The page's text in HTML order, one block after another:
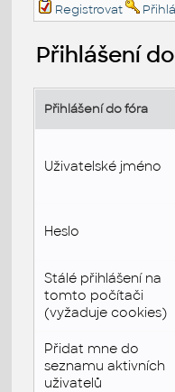
Registrovat
Přihlášení
Přihlášení do fóra
Uživatelské jméno
Heslo
Stálé přihlášení na
tomto počítači
(vyžaduje cookies)
Přidat mne do
seznamu aktivních
uživatelů